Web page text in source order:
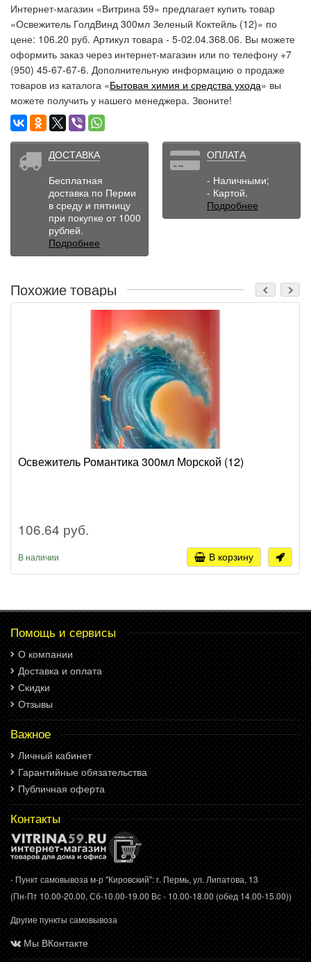
Интернет-магазин «Витрина 59» предлагает купить товар
«Освежитель ГолдВинд 300мл Зеленый Коктейль (12)» по
цене: 106.20 руб. Артикул товара - 5-02.04.368.06. Вы можете
оформить заказ через интернет-магазин или по телефону +7
(950) 45-67-67-6. Дополнительную информацию о продаже
товаров из каталога «Бытовая химия и средства ухода» вы
можете получить у нашего менеджера. Звоните!
ДОСТАВКА
Бесплатная
доставка по Перми
в среду и пятницу
при покупке от 1000
рублей.
Подробнее
ОПЛАТА
- Наличными;
- Картой.
Подробнее
Похожие товары
Освежитель Романтика 300мл Морской (12)
106.64 руб.
В наличии В корзину
Помощь и сервисы
О компании
Доставка и оплата
Скидки
Отзывы
Важное
Личный кабинет
Гарантийные обязательства
Публичная оферта
Контакты
- Пункт самовывоза м-р "Кировский": г. Пермь, ул. Липатова, 13
(Пн-Пт 10.00-20.00, Сб-10.00-19.00 Вс - 10.00-18.00 (обед 14.00-15.00))
Другие пункты самовывоза
Мы ВКонтакте